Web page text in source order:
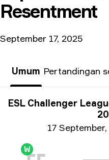
Resentment
September 17, 2025
Umum Pertandingan
Info Turnamen
ESL Challenger
Info tanggal17 September,
W